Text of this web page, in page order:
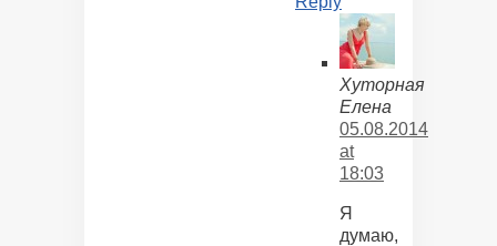
Хуторная
Елена
05.08.2014
at
18:03
Я
думаю,